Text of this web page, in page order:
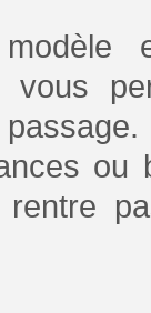
vous
ou